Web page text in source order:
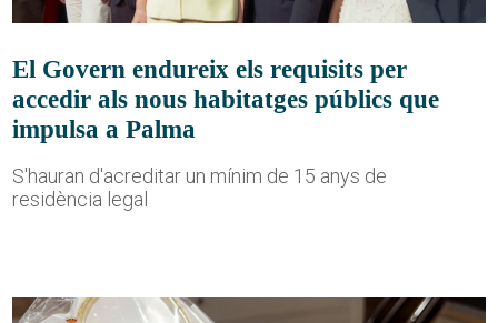
El Govern endureix els requisits per
accedir als nous habitatges públics que
impulsa a Palma
S'hauran d'acreditar un mínim de 15 anys de
residència legal